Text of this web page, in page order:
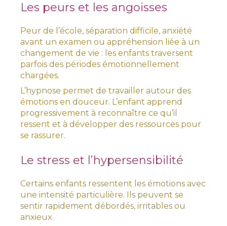
Les peurs et les angoisses
Peur de l’école, séparation difficile, anxiété
avant un examen ou appréhension liée à un
changement de vie : les enfants traversent
parfois des périodes émotionnellement
chargées.
L’hypnose permet de travailler autour des
émotions en douceur. L’enfant apprend
progressivement à reconnaître ce qu’il
ressent et à développer des ressources pour
se rassurer.
Le stress et l’hypersensibilité
Certains enfants ressentent les émotions avec
une intensité particulière. Ils peuvent se
sentir rapidement débordés, irritables ou
anxieux.